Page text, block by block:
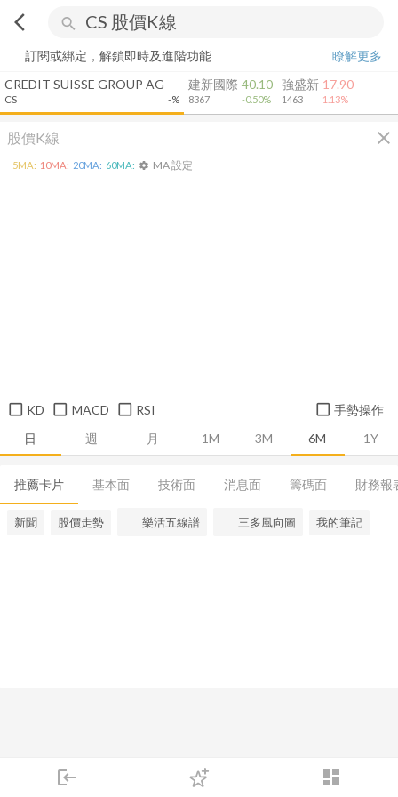
arrow_back_ios search
login dashboard
下單
訂閱或綁定，解鎖即時及進階功能
瞭解更多
CREDIT SUISSE GROUP AG
CS
-
-%
建新國際
8367
40.10
-0.50%
強盛新
1463
17.90
1.13%
股價K線 close
日 週 月 1M 3M 6M 1Y
5MA: 10MA: 20MA: 60MA: settings MA 設定
KD MACD RSI 手勢操作
推薦卡片 基本面 技術面 消息面 籌碼面 財務報
新聞 股價走勢 樂活五線譜 三多風向圖 我的筆記